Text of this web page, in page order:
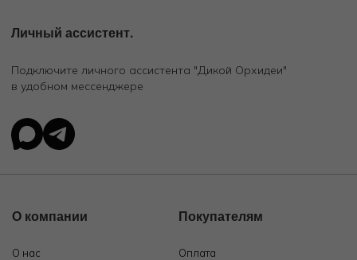
Личный ассистент.
Подключите личного ассистента "Дикой Орхидеи"
в удобном мессенджере
О компании
О нас
Покупателям
Оплата